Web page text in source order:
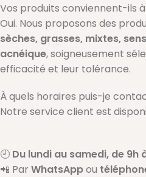
Vos produits conviennent-ils
Oui. Nous proposons des
sèches, grasses, mixtes,
acnéique, soigneusement
efficacité et leur tolérance.
À quels horaires puis-je
Notre service client est
🕘 Du lundi au samedi, de 9h
📲 Par WhatsAppou